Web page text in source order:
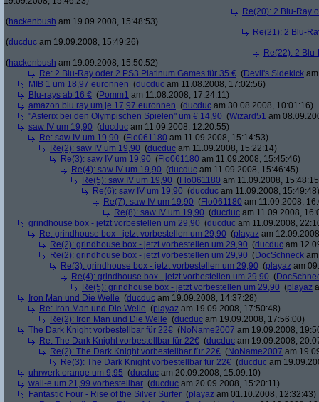
Re(20): 2 Blu-Ray
(hackenbush am 19.09.2008, 15:48:53)
Re(21): 2 Blu-
(ducduc am 19.09.2008, 15:49:26)
Re(22): 2
(hackenbush am 19.09.2008, 15:50:52)
Re: 2 Blu-Ray oder 2 PS3 Platinum Games für 35 € (Devil's Sidekick
MIB 1 um 18,97 euronnen (ducduc am 11.08.2008, 17:02:56)
Blu-rays ab 16 € (Pomm1 am 11.08.2008, 17:24:11)
amazon blu ray um je 17,97 euronnen (ducduc am 30.08.2008, 10:01:16)
"Asterix bei den Olympischen Spielen" um € 14,90 (Wizard51 am
saw IV um 19,90 (ducduc am 11.09.2008, 12:20:55)
Re: saw IV um 19,90 (Flo061180 am 11.09.2008, 15:14:53)
Re(2): saw IV um 19,90 (ducduc am 11.09.2008, 15:22:14)
Re(3): saw IV um 19,90 (Flo061180 am 11.09.2008, 15:45:46)
Re(4): saw IV um 19,90 (ducduc am 11.09.2008, 15:46:45)
Re(5): saw IV um 19,90 (Flo061180 am 11.09.2008,
Re(6): saw IV um 19,90 (ducduc am 11.09.2008, 15:49:48)
Re(7): saw IV um 19,90 (Flo061180 am 11.09.2008,
Re(8): saw IV um 19,90 (ducduc am 11.09.2008,
grindhouse box - jetzt vorbestellen um 29,90 (ducduc am 11.09.2008,
Re: grindhouse box - jetzt vorbestellen um 29,90 (playaz am
Re(2): grindhouse box - jetzt vorbestellen um 29,90 (ducduc am
Re(2): grindhouse box - jetzt vorbestellen um 29,90 (DocSchneck
Re(3): grindhouse box - jetzt vorbestellen um 29,90 (playaz am
Re(4): grindhouse box - jetzt vorbestellen um 29,90 (
Re(5): grindhouse box - jetzt vorbestellen um 29,90 (playaz
Iron Man und Die Welle (ducduc am 19.09.2008, 14:37:28)
Re: Iron Man und Die Welle (playaz am 19.09.2008, 17:50:48)
Re(2): Iron Man und Die Welle (ducduc am 19.09.2008, 17:56:00)
The Dark Knight vorbestellbar für 22€ (NoName2007 am 19.09.2008,
Re: The Dark Knight vorbestellbar für 22€ (ducduc am 19.09.2008,
Re(2): The Dark Knight vorbestellbar für 22€ (NoName2007 am
Re(3): The Dark Knight vorbestellbar für 22€ (ducduc am
uhrwerk orange um 9,95 (ducduc am 20.09.2008, 15:09:10)
wall-e um 21,99 vorbestellbar (ducduc am 20.09.2008, 15:20:11)
Fantastic Four - Rise of the Silver Surfer (playaz am 01.10.2008, 12:32:43)